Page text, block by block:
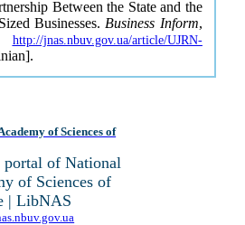
Between the State and the
Businesses. Business Inform,
http://jnas.nbuv.gov.ua/article/UJRN-
of Sciences of
of National
of Sciences of
| LibNAS